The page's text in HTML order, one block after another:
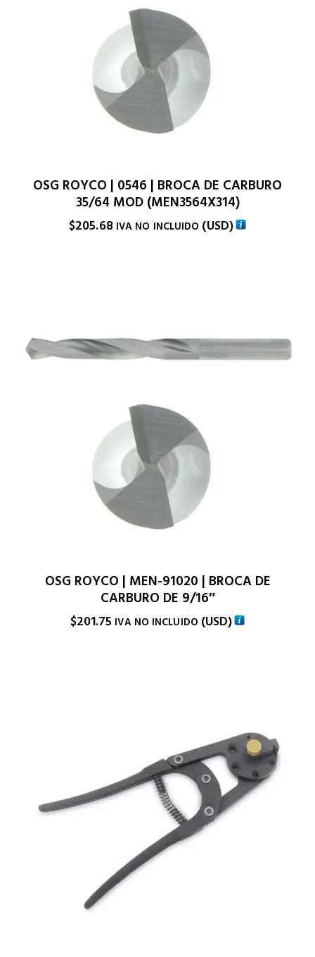
OSG ROYCO | 0546 | BROCA DE CARBURO
35/64 MOD (MEN3564X314)
$205.68 IVA NO INCLUIDO (USD)
OSG ROYCO | MEN-91020 | BROCA DE
CARBURO DE 9/16″
$201.75 IVA NO INCLUIDO (USD)